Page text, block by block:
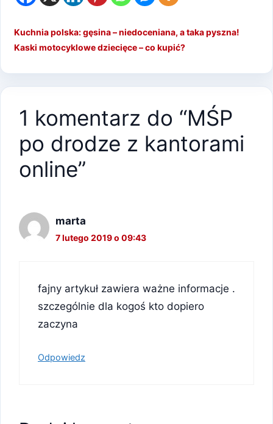
Kuchnia polska: gęsina – niedoceniana, a taka pyszna!
Kaski motocyklowe dziecięce – co kupić?
1 komentarz do “MŚP
po drodze z kantorami
online”
marta
7 lutego 2019 o 09:43
fajny artykuł zawiera ważne informacje .
szczególnie dla kogoś kto dopiero
zaczyna
Odpowiedz